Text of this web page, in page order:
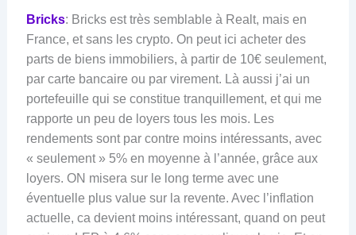
Bricks: Bricks est très semblable à Realt, mais en
France, et sans les crypto. On peut ici acheter des
parts de biens immobiliers, à partir de 10€ seulement,
par carte bancaire ou par virement. Là aussi j’ai un
portefeuille qui se constitue tranquillement, et qui me
rapporte un peu de loyers tous les mois. Les
rendements sont par contre moins intéressants, avec
« seulement » 5% en moyenne à l’année, grâce aux
loyers. ON misera sur le long terme avec une
éventuelle plus value sur la revente. Avec l’inflation
actuelle, ca devient moins intéressant, quand on peut